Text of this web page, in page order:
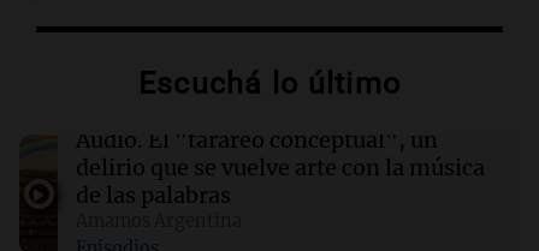
artritis reumatoide y provocar brotes
01:02 Mundo
Lionel Messi brilla con dos goles en la victoria
del Inter Miami ante Atlético de San Luis
Escuchá lo último
Audio. El "tarareo conceptual", un
delirio que se vuelve arte con la música
de las palabras